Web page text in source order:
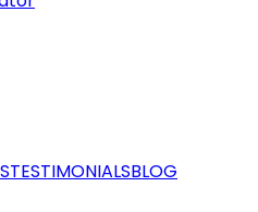
TESTIMONIALSBLOG